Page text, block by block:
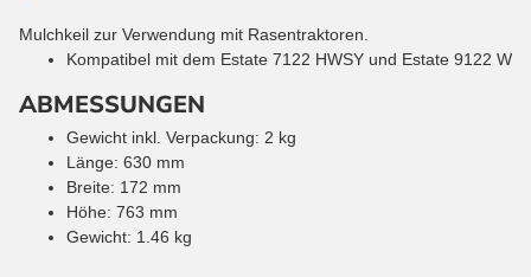
Mulchkeil zur Verwendung mit Rasentraktoren.
Kompatibel mit dem Estate 7122 HWSY und Estate 9122 W
ABMESSUNGEN
Gewicht inkl. Verpackung: 2 kg
Länge: 630 mm
Breite: 172 mm
Höhe: 763 mm
Gewicht: 1.46 kg